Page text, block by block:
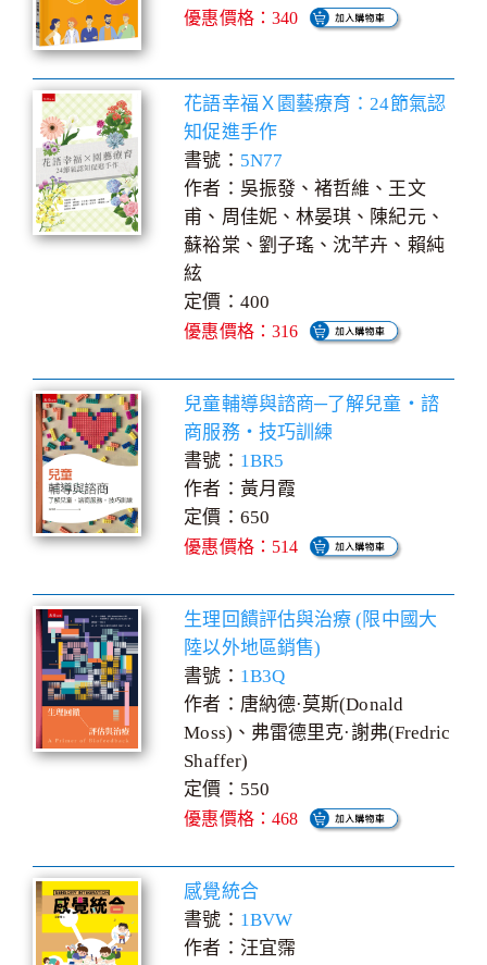
優惠價格：340
花語幸福Ｘ園藝療育：24節氣認
知促進手作
書號： 5N77
作者：吳振發、褚哲維、王文
甫、周佳妮、林晏琪、陳紀元、
蘇裕棠、劉子瑤、沈芊卉、賴純
絃
定價：400
優惠價格：316
兒童輔導與諮商─了解兒童‧諮
商服務‧技巧訓練
書號： 1BR5
作者：黃月霞
定價：650
優惠價格：514
生理回饋評估與治療 (限中國大
陸以外地區銷售)
書號： 1B3Q
作者：唐納德·莫斯(Donald
Moss)、弗雷德里克·謝弗(Fredric
Shaffer)
定價：550
優惠價格：468
感覺統合
書號： 1BVW
作者：汪宜霈